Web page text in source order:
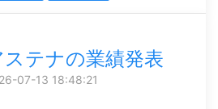
ステナの業績発表
07-13 18:48:21